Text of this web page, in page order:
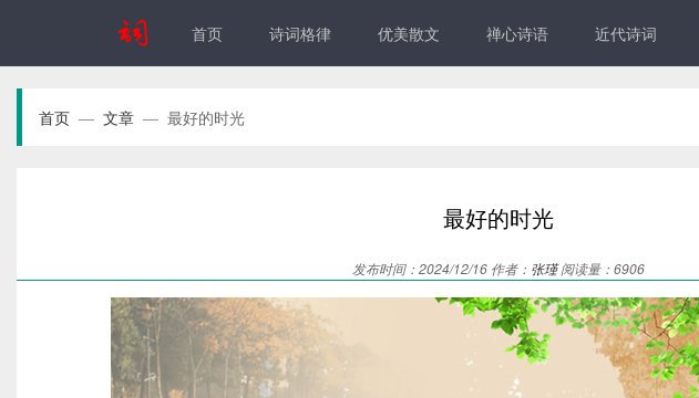
首页 诗词格律 优美散文 禅心诗语 近代诗词
首页 — 文章 — 最好的时光
最好的时光
发布时间：2024/12/16 作者： 张瑾阅读量：6906